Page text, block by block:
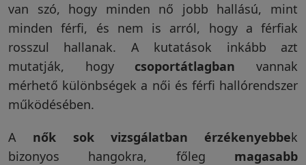
van szó, hogy minden nő jobb hallású, mint
minden férfi, és nem is arról, hogy a férfiak
rosszul hallanak. A kutatások inkább azt
mutatják, hogy csoportátlagban vannak
mérhető különbségek a női és férfi hallórendszer
működésében.
A nők sok vizsgálatban érzékenyebbek
bizonyos hangokra, főleg magasabb